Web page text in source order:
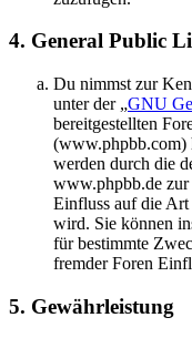
4. General Public
Du nimmst zur
unter der „GNU
bereitgestellten
(www.phpbb.com)
werden durch die
www.phpbb.de zur
Einfluss auf die
wird. Sie können
für bestimmte
fremder Foren
5. Gewährleistung